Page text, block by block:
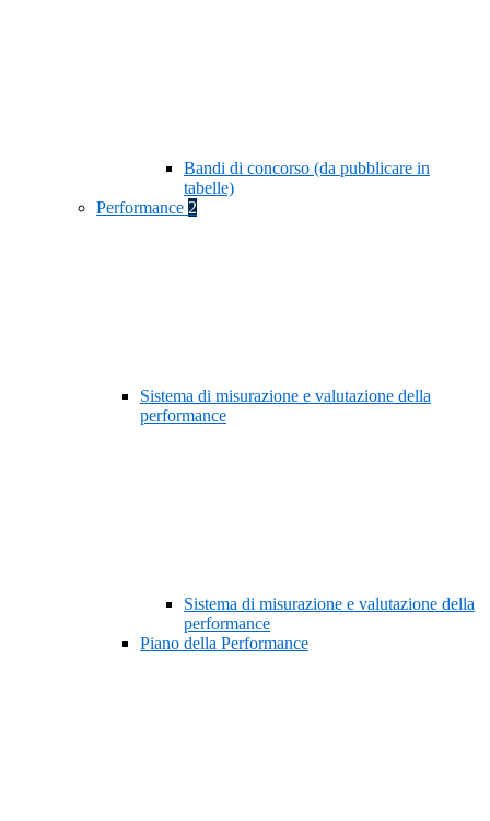
Bandi di concorso (da pubblicare in
tabelle)
Performance 2
Sistema di misurazione e valutazione della
performance
Sistema di misurazione e valutazione della
performance
Piano della Performance